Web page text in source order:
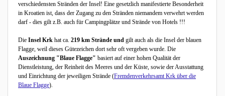
verschiedensten Stränden der Insel! Eine gesetzlich manifestierte Besonderheit
in Kroatien ist, dass der Zugang zu den Stränden niemandem verwehrt werden
darf - dies gilt z.B. auch für Campingplätze und Strände von Hotels !!!
Die Insel Krk hat ca. 219 km Strände und gilt auch als die Insel der blauen
Flagge, weil dieses Gütezeichen dort sehr oft vergeben wurde. Die
Auszeichnung "Blaue Flagge" basiert auf einer hohen Qualität der
Dienstleistung, der Reinheit des Meeres und der Küste, sowie der Ausstattung
und Einrichtung der jeweiligen Strände (Fremdenverkehrsamt Krk über die
Blaue Flagge).